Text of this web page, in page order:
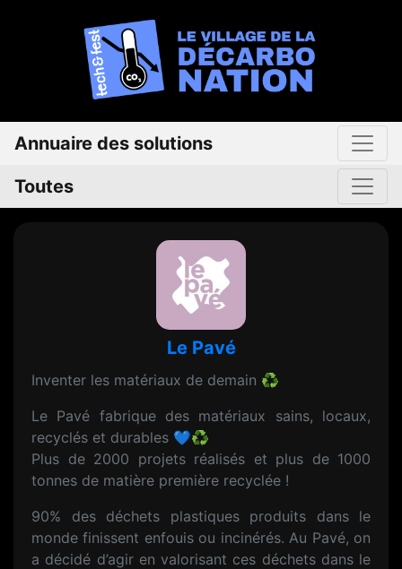
Annuaire des solutions
Toutes
Le Pavé
Inventer les matériaux de demain ♻️
Le Pavé fabrique des matériaux sains, locaux,
recyclés et durables 💙♻️
Plus de 2000 projets réalisés et plus de 1000
tonnes de matière première recyclée !
90% des déchets plastiques produits dans le
monde finissent enfouis ou incinérés. Au Pavé, on
a décidé d’agir en valorisant ces déchets dans le